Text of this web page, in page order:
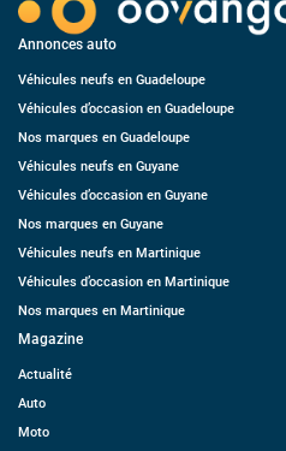
Annonces auto
Véhicules neufs en Guadeloupe
Véhicules d’occasion en Guadeloupe
Nos marques en Guadeloupe
Véhicules neufs en Guyane
Véhicules d’occasion en Guyane
Nos marques en Guyane
Véhicules neufs en Martinique
Véhicules d’occasion en Martinique
Nos marques en Martinique
Magazine
Actualité
Auto
Moto